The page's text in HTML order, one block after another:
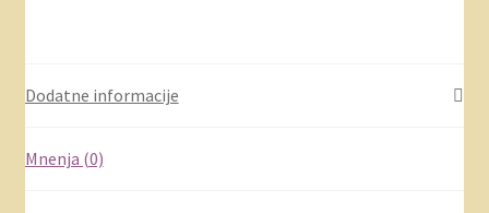
Dodatne informacije
Mnenja (0)